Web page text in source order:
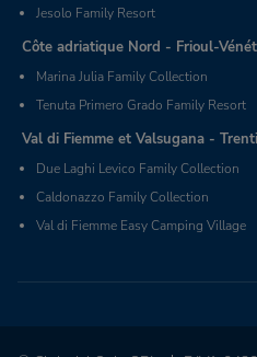
Jesolo Family Resort
Côte adriatique Nord - Frioul-
Marina Julia Family Collection
Tenuta Primero Grado Family Resort
Val di Fiemme et Valsugana -
Due Laghi Levico Family Collection
Caldonazzo Family Collection
Val di Fiemme Easy Camping Village